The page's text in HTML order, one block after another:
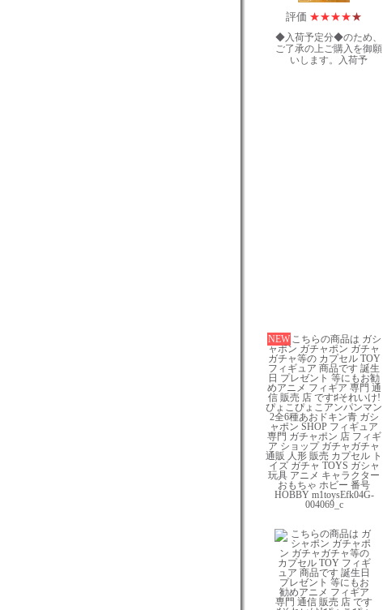
評価 ★★★★★
◆入荷予定分◆のため、
ご了承の上ご購入を御願
いします。入荷予
NEW こちらの商品は ガシ
ャポン ガチャポン ガチャ
ガチャ等の カプセル TOY
フィギュア 商品です 誕生
日 プレゼント 等にもお勧
めアニメ フィギア 専門 通
信 販売 店 です♯それいけ!
ぴょこぴょこアンパンマン
2全6種あおドキン青 ガシ
ャポン SHOP フィギュア
専門 ガチャポン 店 フィギ
ア ショップ ガチャガチャ
通販 人形 販売 カプセル ト
イズ ガチャ TOYS ガシャ
玩具 アニメ キャラクター
おもちゃ ホビー 番号
HOBBY m1toysEfk04G-
004069_c